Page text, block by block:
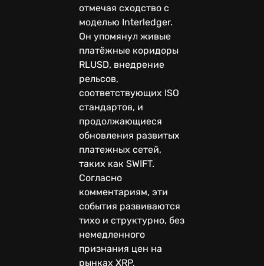
отмечая сходство с
моделью Interledger.
Он упомянул живые
платёжные коридоры
RLUSD, внедрение
рельсов,
соответствующих ISO
стандартов, и
продолжающиеся
обновления развитых
платежных сетей,
таких как SWIFT.
Согласно
комментариям, эти
события развиваются
тихо и структурно, без
немедленного
признания цен на
рынках XRP.